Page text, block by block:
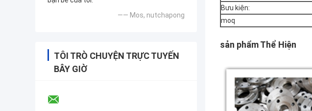
—— Mos, nutchapong
TÔI TRÒ CHUYỆN TRỰC TUYẾN
BÂY GIỜ
Bưu kiện:
moq
sản phẩm Thể Hiện